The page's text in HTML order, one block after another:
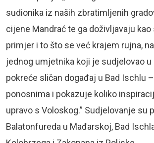
sudionika iz naših zbratimljenih
cijene Mandrać te ga doživljavaju
primjer i to što se već krajem rujna,
jednog umjetnika koji je sudjelovao u
pokreće sličan događaj u Bad Ischlu
ponosnima i pokazuje koliko
upravo s Voloskog.” Sudjelovanje su
Balatonfureda u Mađarskoj, Bad